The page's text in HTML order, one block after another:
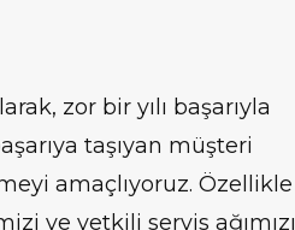
zor bir yılı başarıyla
taşıyan müşteri
amaçlıyoruz. Özellikle
ve yetkili servis ağımızı